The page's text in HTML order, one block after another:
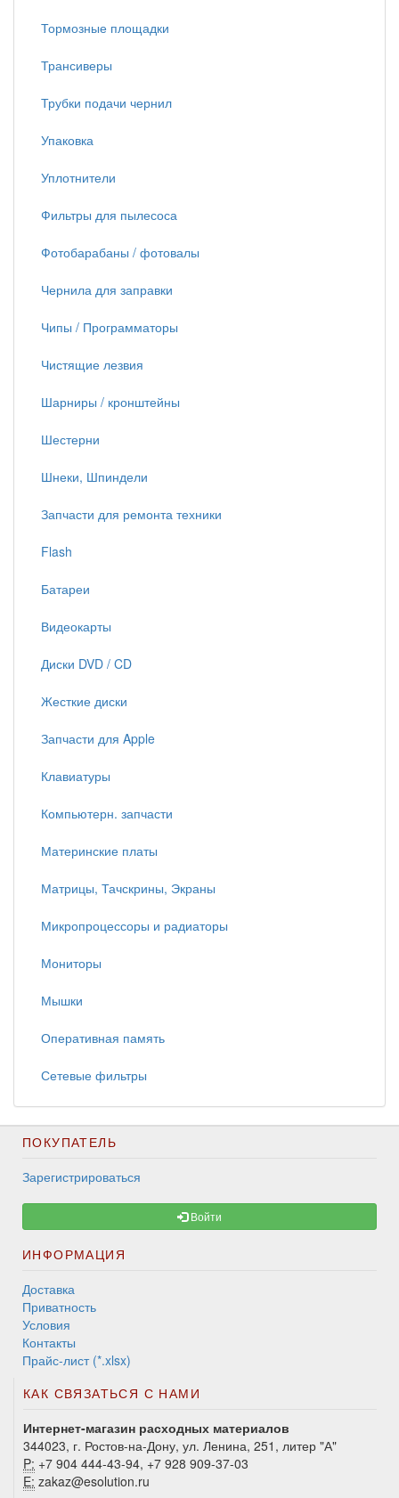
Тормозные площадки
Трансиверы
Трубки подачи чернил
Упаковка
Уплотнители
Фильтры для пылесоса
Фотобарабаны / фотовалы
Чернила для заправки
Чипы / Программаторы
Чистящие лезвия
Шарниры / кронштейны
Шестерни
Шнеки, Шпиндели
Запчасти для ремонта техники
Flash
Батареи
Видеокарты
Диски DVD / CD
Жесткие диски
Запчасти для Apple
Клавиатуры
Компьютерн. запчасти
Материнские платы
Матрицы, Тачскрины, Экраны
Микропроцессоры и радиаторы
Мониторы
Мышки
Оперативная память
Сетевые фильтры
ПОКУПАТЕЛЬ
Зарегистрироваться
Войти
ИНФОРМАЦИЯ
Доставка
Приватность
Условия
Контакты
Прайс-лист (*.xlsx)
КАК СВЯЗАТЬСЯ С НАМИ
Интернет-магазин расходных материалов
344023, г. Ростов-на-Дону, ул. Ленина, 251, литер "А"
P: +7 904 444-43-94, +7 928 909-37-03
E: zakaz@esolution.ru